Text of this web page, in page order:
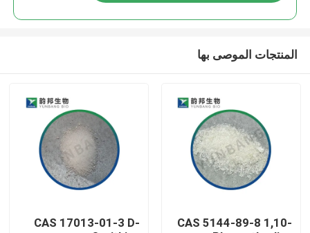
المنتجات الموصى بها
CAS 5144-89-8 1,10-
CAS 17013-01-3 D-